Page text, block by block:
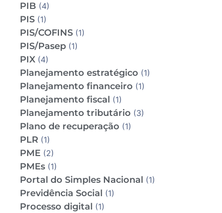
PIB (4)
PIS (1)
PIS/COFINS (1)
PIS/Pasep (1)
PIX (4)
Planejamento estratégico (1)
Planejamento financeiro (1)
Planejamento fiscal (1)
Planejamento tributário (3)
Plano de recuperação (1)
PLR (1)
PME (2)
PMEs (1)
Portal do Simples Nacional (1)
Previdência Social (1)
Processo digital (1)